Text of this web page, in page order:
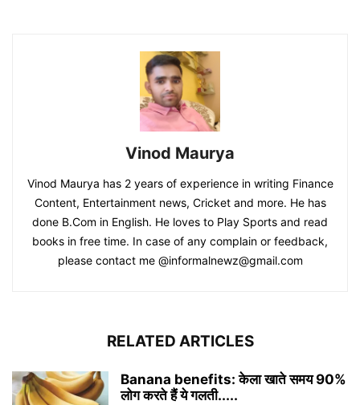
Vinod Maurya
Vinod Maurya has 2 years of experience in writing Finance
Content, Entertainment news, Cricket and more. He has
done B.Com in English. He loves to Play Sports and read
books in free time. In case of any complain or feedback,
please contact me @informalnewz@gmail.com
RELATED ARTICLES
Banana benefits: केला खाते समय 90%
लोग करते हैं ये गलती.....